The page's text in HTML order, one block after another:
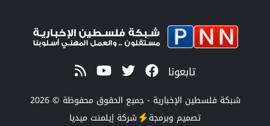
تابعونا
شبكة فلسطين الإخبارية - جميع الحقوق محفوظة © 2026
تصميم وبرمجة شركة إيلمنت ميديا